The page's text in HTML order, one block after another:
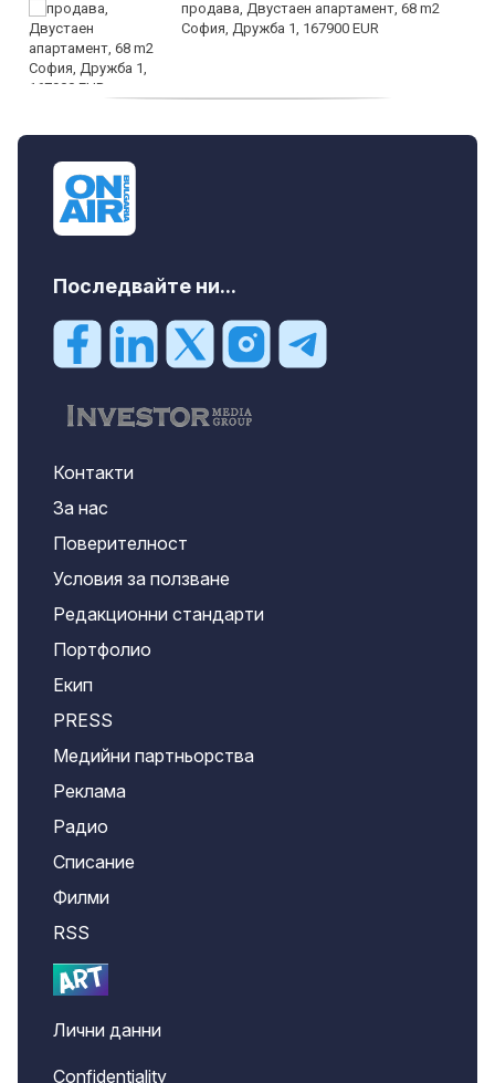
продава, Двустаен апартамент, 68 m2
София, Дружба 1, 167900 EUR
Последвайте ни...
Контакти
За нас
Поверителност
Условия за ползване
Редакционни стандарти
Портфолио
Екип
PRESS
Медийни партньорства
Реклама
Радио
Списание
Филми
RSS
Лични данни
Confidentiality